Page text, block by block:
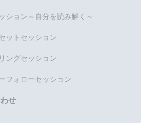
ション～自分を読み解く～
ットセッション
ングセッション
フォローセッション
せ